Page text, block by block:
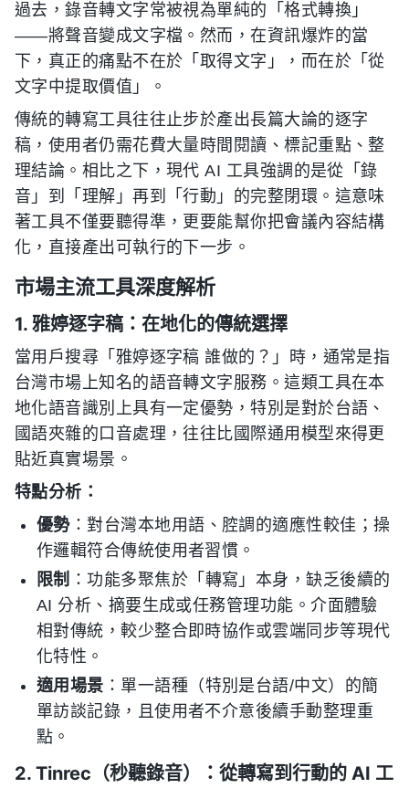
過去，錄音轉文字常被視為單純的「格式轉換」
——將聲音變成文字檔。然而，在資訊爆炸的當
下，真正的痛點不在於「取得文字」，而在於「從
文字中提取價值」。
傳統的轉寫工具往往止步於產出長篇大論的逐字
稿，使用者仍需花費大量時間閱讀、標記重點、整
理結論。相比之下，現代 AI 工具強調的是從「錄
音」到「理解」再到「行動」的完整閉環。這意味
著工具不僅要聽得準，更要能幫你把會議內容結構
化，直接產出可執行的下一步。
市場主流工具深度解析
1. 雅婷逐字稿：在地化的傳統選擇
當用戶搜尋「雅婷逐字稿 誰做的？」時，通常是指
台灣市場上知名的語音轉文字服務。這類工具在本
地化語音識別上具有一定優勢，特別是對於台語、
國語夾雜的口音處理，往往比國際通用模型來得更
貼近真實場景。
特點分析：
優勢：對台灣本地用語、腔調的適應性較佳；操
作邏輯符合傳統使用者習慣。
限制 ：功能多聚焦於「轉寫」本身，缺乏後續的
AI 分析、摘要生成或任務管理功能。介面體驗
相對傳統，較少整合即時協作或雲端同步等現代
化特性。
適用場景 ：單一語種（特別是台語/中文）的簡
單訪談記錄，且使用者不介意後續手動整理重
點。
2. Tinrec（秒聽錄音）：從轉寫到行動的 AI 工